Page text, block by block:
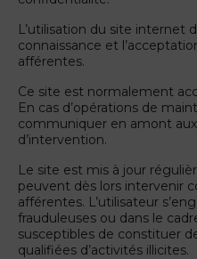
L’utilisation du site internet
connaissance et
afférentes.
Ce site est normalement
En cas d’opérations de
communiquer en amont
d’intervention.
Le site est mis à jour
peuvent dès lors intervenir
afférentes. L’utilisateur
frauduleuses ou dans le
susceptibles de constituer
qualifiées d’activités illicites.